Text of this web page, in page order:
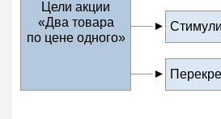
Цели акции
«Два товара
по цене одного»
►
►